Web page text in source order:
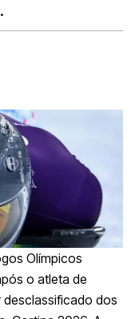
Olímpicos
o atleta de
desclassificado dos